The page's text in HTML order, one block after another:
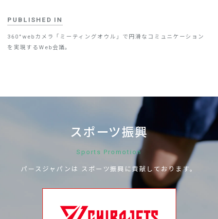
PUBLISHED IN
360°webカメラ「ミーティングオウル」で円滑なコミュニケーション
を実現するWeb会議。
スポーツ振興
Sports Promotion
パースジャパンは スポーツ振興に貢献しております。